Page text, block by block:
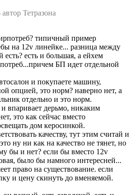
Тетразона
типичный пример
на 12v линейке... разница между
есть и большая, а ейхем
БП идет отдельной
и покупаете машину,
опцией, это норм? наверно нет, а
отдельно и это норм.
впаривает дерьмо, никаким
это как сейчас вместо
дом керосинкой.
качеству, тут этим считай и
ну ни как на качество не тянет, но
бы и нет? если бы вместо 12v
было бы намного интересней...
право на существование. если
и цену скинуть до вменяемой.